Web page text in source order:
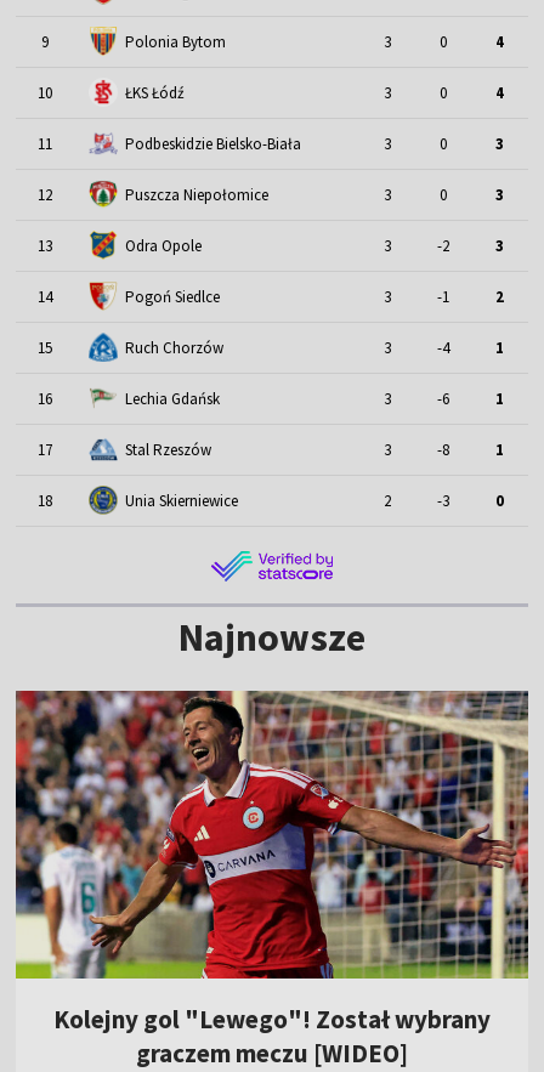
9 Polonia Bytom 3 0 4
10 ŁKS Łódź 3 0 4
11 Podbeskidzie Bielsko-Biała 3 0 3
12 Puszcza Niepołomice 3 0 3
13 Odra Opole 3 -2 3
14 Pogoń Siedlce 3 -1 2
15 Ruch Chorzów 3 -4 1
16 Lechia Gdańsk 3 -6 1
17 Stal Rzeszów 3 -8 1
18 Unia Skierniewice 2 -3 0
Najnowsze
Kolejny gol "Lewego"! Został wybrany
graczem meczu [WIDEO]